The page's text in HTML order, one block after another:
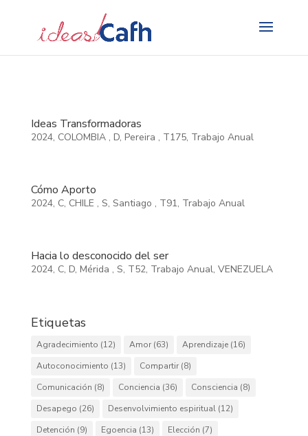
Ideas Transformadoras
2024, COLOMBIA , D, Pereira , T175, Trabajo Anual
Cómo Aporto
2024, C, CHILE , S, Santiago , T91, Trabajo Anual
Hacia lo desconocido del ser
2024, C, D, Mérida , S, T52, Trabajo Anual, VENEZUELA
Etiquetas
Agradecimiento (12) Amor(63) Aprendizaje(16)
Autoconocimiento (13) Compartir(8)
Comunicación (8) Conciencia (36) Consciencia (8)
Desapego (26) Desenvolvimiento espiritual(12)
Detención (9) Egoencia (13) Elección (7)